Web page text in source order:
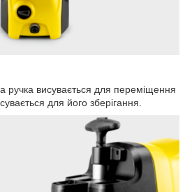
ручка висувається для переміщення
для його зберігання.